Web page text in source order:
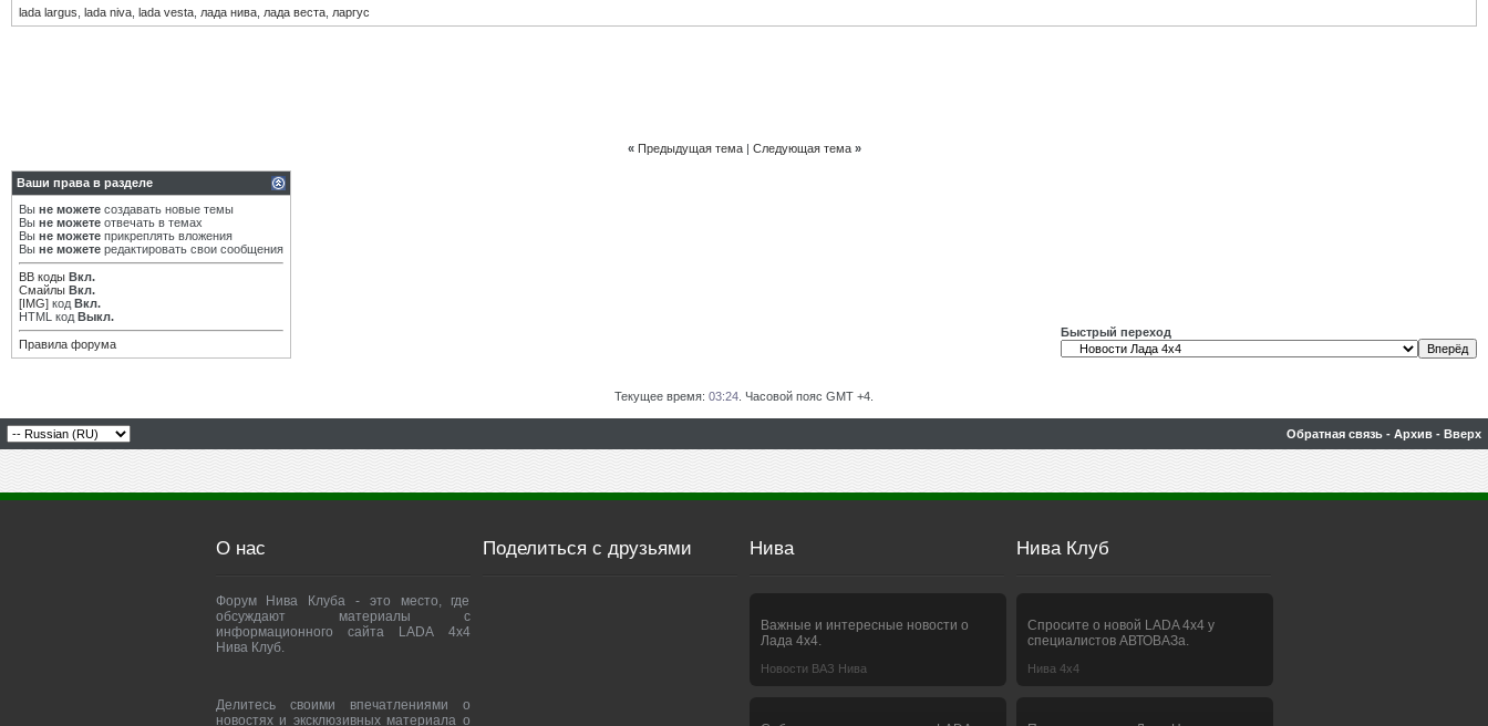
lada largus lada niva lada vesta лада нива лада веста ларгус
« Предыдущая тема| Следующая тема »
Ваши права в разделе
Вы не можете создавать новые темы
Вы не можете отвечать в темах
Вы не можете прикреплять вложения
Вы не можете редактировать свои сообщения
BB коды Вкл.
Смайлы Вкл.
[IMG] код Вкл.
HTML код Выкл.
Правила форума
Быстрый переход
Текущее время: 03:24 . Часовой пояс GMT +4.
Обратная связь - Архив - Вверх
О нас
Форум Нива Клуба - это место, где
обсуждают материалы с
информационного сайта LADA 4x4
Нива Клуб.
Делитесь своими впечатлениями о
новостях и эксклюзивных материала о
Поделиться с друзьями Нива
Важные и интересные новости о
Лада 4х4.
Новости ВАЗ Нива
Нива Клуб
Спросите о новой LADA 4x4 у
специалистов АВТОВАЗа.
Нива 4х4